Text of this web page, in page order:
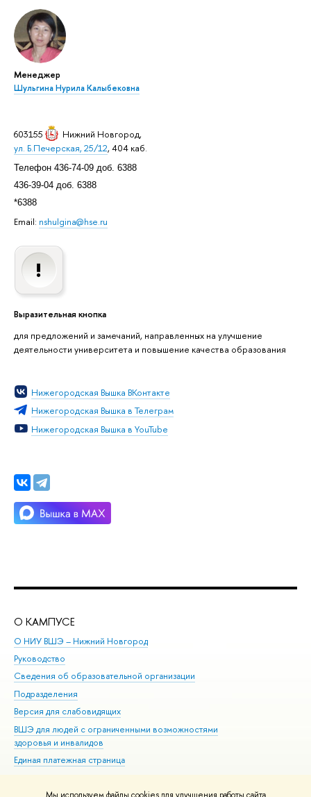
Менеджер
Шульгина Нурила Калыбековна
603155 Нижний Новгород,
ул. Б.Печерская, 25/12, 404 каб.
Телефон 436-74-09 доб. 6388
436-39-04 доб. 6388
*6388
Email: nshulgina@hse.ru
Выразительная кнопка
для предложений и замечаний, направленных на улучшение
деятельности университета и повышение качества образования
Нижегородская Вышка ВКонтакте
Нижегородская Вышка в Телеграм
Нижегородская Вышка в YouTube
О КАМПУСЕ
О НИУ ВШЭ – Нижний Новгород
Руководство
Сведения об образовательной организации
Подразделения
Версия для слабовидящих
ВШЭ для людей с ограниченными возможностями
здоровья и инвалидов
Единая платежная страница